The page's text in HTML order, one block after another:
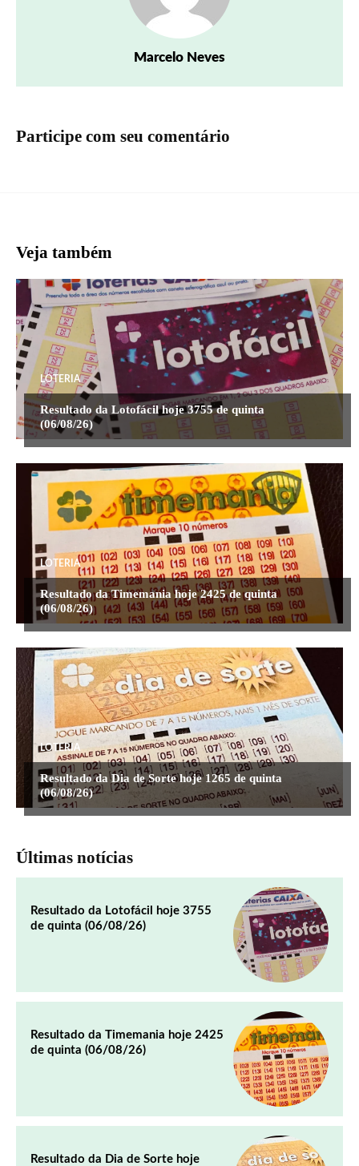
Marcelo Neves
Participe com seu comentário
Veja também
LOTERIA
Resultado da Lotofácil hoje 3755 de quinta
(06/08/26)
LOTERIA
Resultado da Timemania hoje 2425 de quinta
(06/08/26)
LOTERIA
Resultado da Dia de Sorte hoje 1265 de quinta
(06/08/26)
Últimas notícias
Resultado da Lotofácil hoje 3755
de quinta (06/08/26)
Resultado da Timemania hoje 2425
de quinta (06/08/26)
Resultado da Dia de Sorte hoje